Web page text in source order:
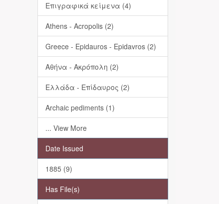
Επιγραφικά κείμενα (4)
Athens - Acropolis (2)
Greece - Epidauros - Epidavros (2)
Αθήνα - Ακρόπολη (2)
Ελλάδα - Επίδαυρος (2)
Archaic pediments (1)
... View More
Date Issued
1885 (9)
Has File(s)